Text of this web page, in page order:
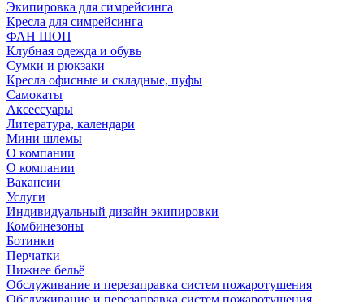
Экипировка для симрейсинга
Кресла для симрейсинга
ФАН ШОП
Клубная одежда и обувь
Сумки и рюкзаки
Кресла офисные и складные, пуфы
Самокаты
Аксессуары
Литература, календари
Мини шлемы
О компании
О компании
Вакансии
Услуги
Индивидуальный дизайн экипировки
Комбинезоны
Ботинки
Перчатки
Нижнее бельё
Обслуживание и перезаправка систем пожаротушения
Обслуживание и перезаправка систем пожаротушения